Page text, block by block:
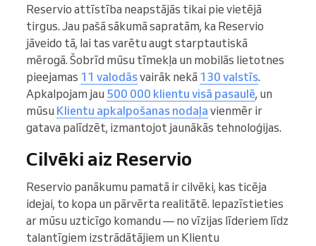
Reservio attīstība neapstājās tikai pie vietējā
tirgus. Jau pašā sākumā sapratām, ka Reservio
jāveido tā, lai tas varētu augt starptautiskā
mērogā. Šobrīd mūsu tīmekļa un mobilās lietotnes
pieejamas 11 valodāsvairāk nekā 130 valstīs.
Apkalpojam jau 500 000 klientu visā pasaulē, un
mūsu Klientu apkalpošanas nodaļa vienmēr ir
gatava palīdzēt, izmantojot jaunākās tehnoloģijas.
Cilvēki aiz Reservio
Reservio panākumu pamatā ir cilvēki, kas ticēja
idejai, to kopa un pārvērta realitātē. Iepazīstieties
ar mūsu uzticīgo komandu — no vīzijas līderiem līdz
talantīgiem izstrādātājiem un Klientu